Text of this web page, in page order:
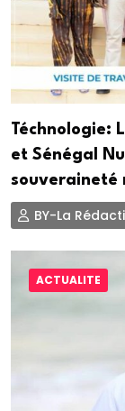
Téchnologie:
et Sénégal
souveraineté
BY-La
ACTUALITE